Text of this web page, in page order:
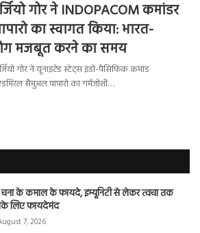
गोर ने INDOPACOM कमांडर
का स्वागत किया: भारत-
मजबूत करने का समय
गोर ने यूनाइटेड स्टेट्स इंडो-पैसिफिक कमांड
सैमुअल पापारो का गर्मजोशी…
के कमाल के फायदे, इम्यूनिटी से लेकर त्वचा तक
लिए फायदेमंद
7, 2026